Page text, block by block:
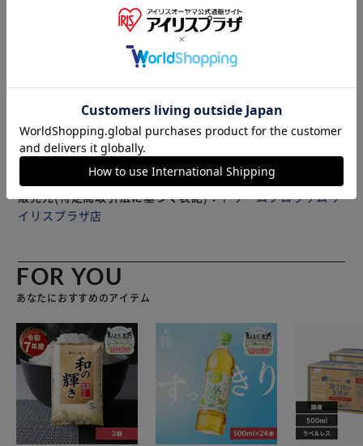
ムです。 昼と夜の窓が描かれたカードを山札から1枚ずつめ
くり、「昼の窓」の場合は最も多く描かれている色を、「夜
の窓」の場合は最も多く描かれているアイテムを早く見つけ
て、カードをパチン！他のプレイヤーより多くのカードを集
めたら勝ち！ でも気を付けて！3種類の特別なアイテムが現
れると、昼と夜をスイッチしてしまいます。集中して素早く
状況を判断し、色かアイテムを探してカードをたくさんゲッ
トしよう。 スピード、観察力、そして反射神経を競って、
大人から子供まで賑やかに楽しめて、集中力や判断力を養え
るゲームです。 カードサイズ : 約 横 9.4cm x 縦 8.5cm プレ
イヤー数 : 2-8人 ゲーム時間 : 約 10分 ※ 商品やパッケージ
は改良により変更になる場合がございます。あらかじめご了
もっと見る
じめご了承ください。
販売元(特定商取引法に基づく表記)：ドリームブロッサム ア
イリスプラザ店
FOR YOU
あなたにおすすめのアイテム